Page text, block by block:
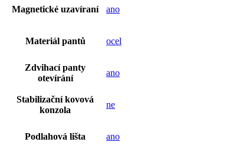
Magnetické uzavíraní ano
Materiál pantů ocel
Zdvihací panty
otevírání
ano
Stabilizační kovová
konzola
ne
Podlahová lišta ano